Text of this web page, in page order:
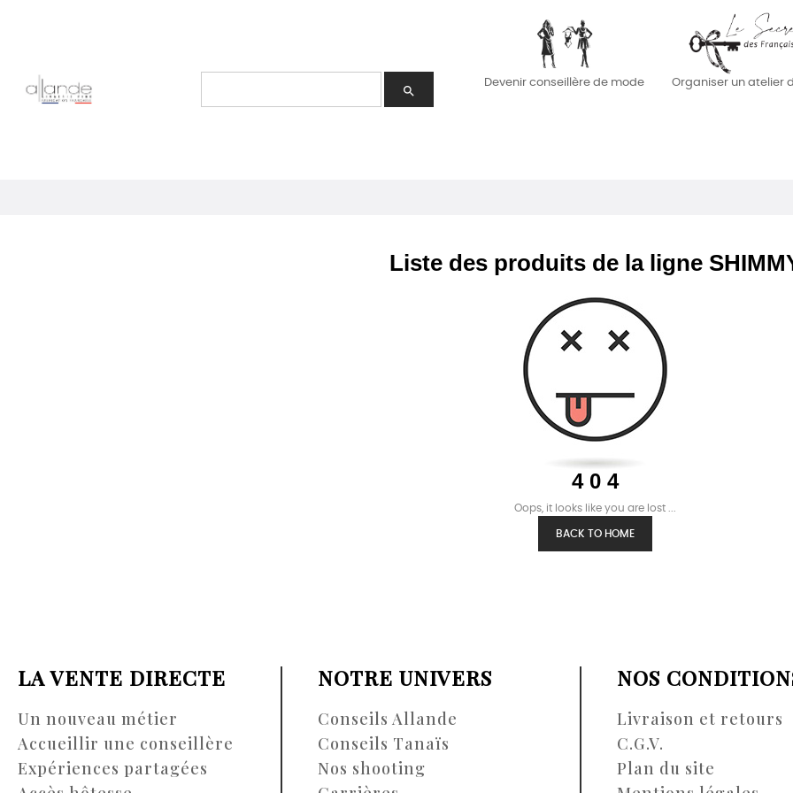
search
Devenir conseillère de mode Organiser un atelier
Liste des produits de la ligne
4 0 4
Oops, it looks like you are lost ...
BACK TO HOME
LA VENTE DIRECTE
Un nouveau métier
Accueillir une conseillère
Expériences partagées
NOTRE UNIVERS
Conseils Allande
Conseils Tanaïs
Nos shooting
NOS
Livraison et retours
C.G.V.
Plan du site